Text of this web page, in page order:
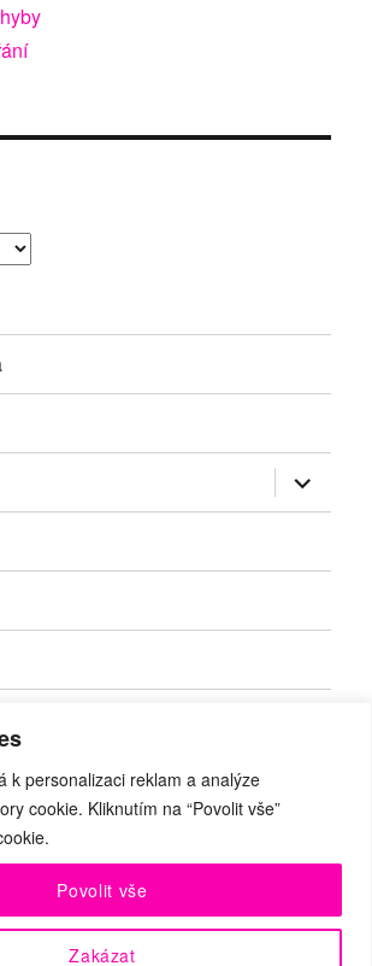
k personalizaci reklam a analýze
cookie. Kliknutím na “Povolit vše”
Zakázat
Povolit vše
Zobrazit
položky
Youtube
z.s. | Branická 69/66, Braník, 147 00 Praha